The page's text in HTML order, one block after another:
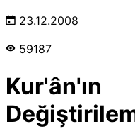
23.12.2008
59187
Kur'ân'ın